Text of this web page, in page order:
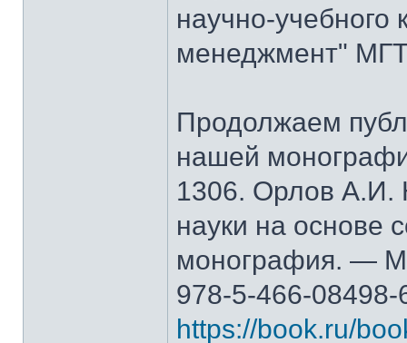
научно-
менеджмент"
Продолжаем
нашей
1306. Орлов А.И.
науки на основе
монография. —
978-5-466-
https://book.ru/